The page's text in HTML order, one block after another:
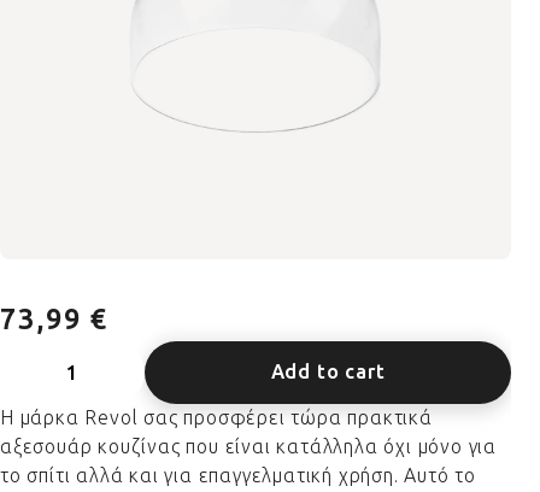
73,99 €
Add to cart
Η μάρκα Revol σας προσφέρει τώρα πρακτικά
αξεσουάρ κουζίνας που είναι κατάλληλα όχι μόνο για
το σπίτι αλλά και για επαγγελματική χρήση. Αυτό το